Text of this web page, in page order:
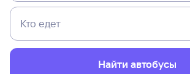
Кто едет
Найти автобусы